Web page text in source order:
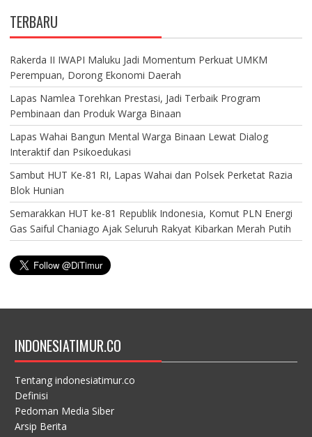
TERBARU
Rakerda II IWAPI Maluku Jadi Momentum Perkuat UMKM
Perempuan, Dorong Ekonomi Daerah
Lapas Namlea Torehkan Prestasi, Jadi Terbaik Program
Pembinaan dan Produk Warga Binaan
Lapas Wahai Bangun Mental Warga Binaan Lewat Dialog
Interaktif dan Psikoedukasi
Sambut HUT Ke-81 RI, Lapas Wahai dan Polsek Perketat Razia
Blok Hunian
Semarakkan HUT ke-81 Republik Indonesia, Komut PLN Energi
Gas Saiful Chaniago Ajak Seluruh Rakyat Kibarkan Merah Putih
INDONESIATIMUR.CO
Tentang indonesiatimur.co
Definisi
Pedoman Media Siber
Arsip Berita